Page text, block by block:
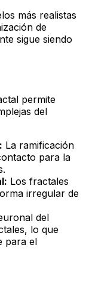
más realistas
de
sigue siendo
permite
del
La ramificación
para la
Los fractales
irregular de
del
lo que
para el